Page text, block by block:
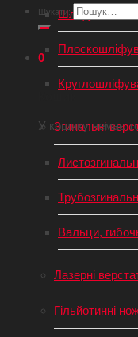
Шукати:
0
У кошику немає
Шліфувальні
Згинальні
Вальци,
Лазерні
Гільйотинні